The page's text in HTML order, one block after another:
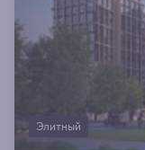
Элитный